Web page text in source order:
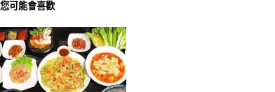
您可能會喜歡